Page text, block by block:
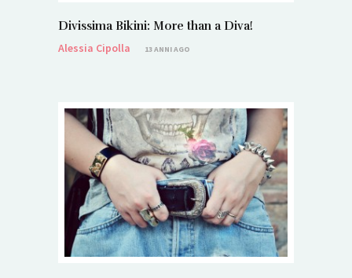
Divissima Bikini: More than a Diva!
Alessia Cipolla
13 ANNI AGO